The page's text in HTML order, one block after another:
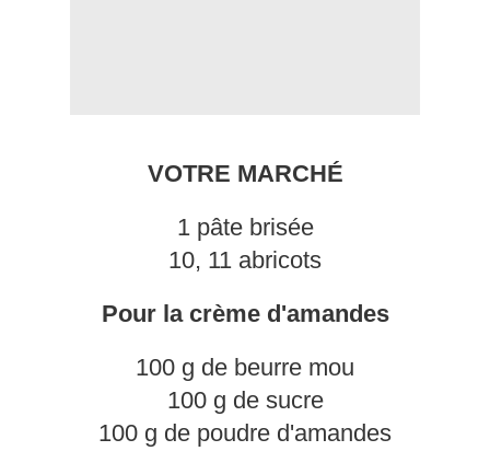
VOTRE MARCHÉ
1 pâte brisée
10, 11 abricots
Pour la crème d'amandes
100 g de beurre mou
100 g de sucre
100 g de poudre d'amandes